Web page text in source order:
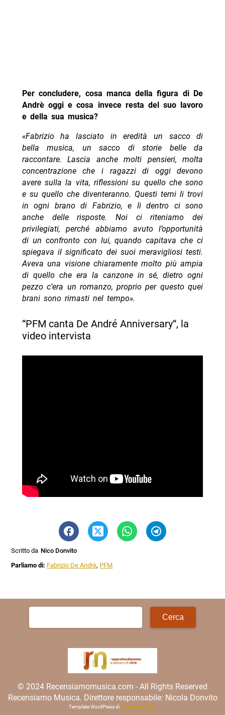
Per concludere, cosa manca della figura di De
Andrè oggi e cosa invece resta del suo lavoro
e della sua musica?
«Fabrizio ha lasciato in eredità un sacco di
bella musica, un sacco di storie belle da
raccontare. Lascia anche molti pensieri, molta
concentrazione che i ragazzi di oggi devono
avere sulla la vita, riflessioni su quello che sono
e su quello che diventeranno. Questi temi li trovi
in ogni brano di Fabrizio, e lì dentro ci sono
anche delle risposte. Noi ci riteniamo dei
privilegiati, perché abbiamo avuto l’opportunità
di un confronto con lui, quando capitava che ci
spiegava il significato dei suoi meravigliosi testi.
Aveva una visione chiaramente molto più ampia
di quello che era la canzone in sé, dietro ogni
pezzo c’era un romanzo, proprio per questo quei
brani sono rimasti nel tempo».
“PFM canta De André Anniversary“, la
video intervista
Scritto da Nico Donvito
Parliamo di: Fabrizio De Andrè, PFM
Ricerca
© 2024 Recensiamomusica.com - All Rights Reserved
Recensiamo Musica. Direttore responsabile: Nicola Donvito
Template WordPress di Matteo Morreale